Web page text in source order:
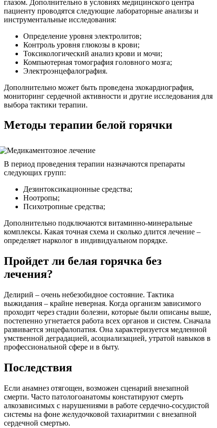
глазом. Дополнительно в условиях медицинского центра
пациенту проводятся следующие лабораторные анализы и
инструментальные исследования:
Определение уровня электролитов;
Контроль уровня глюкозы в крови;
Токсикологический анализ крови и мочи;
Компьютерная томография головного мозга;
Электроэнцефалография.
Дополнительно может быть проведена эхокардиография,
мониторинг сердечной активности и другие исследования для
выбора тактики терапии.
Методы терапии белой горячки
В период проведения терапии назначаются препараты
следующих групп:
Дезинтоксикационные средства;
Ноотропы;
Психотропные средства;
Дополнительно подключаются витаминно-минеральные
комплексы. Какая точная схема и сколько длится лечение –
определяет нарколог в индивидуальном порядке.
Пройдет ли белая горячка без
лечения?
Делирий – очень небезобидное состояние. Тактика
выжидания – крайне неверная. Когда организм зависимого
проходит через стадии болезни, которые были описаны выше,
постепенно угнетается работа всех органов и систем. Сначала
развивается энцефалопатия. Она характеризуется медленной
умственной деградацией, асоциализацией, утратой навыков в
профессиональной сфере и в быту.
Последствия
Если анамнез отягощен, возможен сценарий внезапной
смерти. Часто патологоанатомы констатируют смерть
алкозависимых с нарушениями в работе сердечно-сосудистой
системы на фоне желудочковой тахиаритмии с внезапной
сердечной смертью.